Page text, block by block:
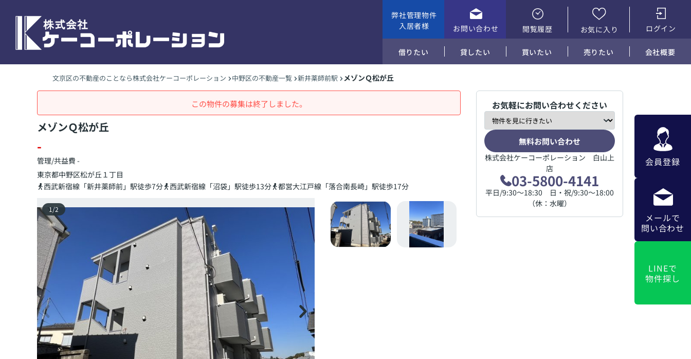
弊社管理物件
入居者様
お問い合わせ 閲覧履歴 お気に入り ログイン
借りたい 貸したい 買いたい 売りたい 会社概要
会員登録
メールで
問い合わせ
LINEで
物件探し
文京区の不動産のことなら株式会社ケーコーポレーション 中野区の不動産一覧 新井薬師前駅 メゾンＱ松が丘
この物件の募集は終了しました。
メゾンＱ松が丘
-
管理/共益費 -
東京都中野区松が丘１丁目
西武新宿線「新井薬師前」駅徒歩7分
西武新宿線「沼袋」駅徒歩13分 都営大江戸線「落合南長崎」駅徒歩17分
1 /2
お気軽にお問い合わせください
無料お問い合わせ
株式会社ケーコーポレーション 白山上
店
03-5800-4141
平日/9:30～18:30 日・祝/9:30～18:00
（休：水曜）